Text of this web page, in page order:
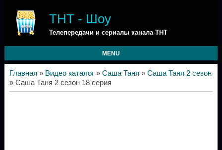
ТНТ - Шоу
Телепередачи и сериалы канала ТНТ
MENU
Главная » Видео каталог» Саша Таня » Саша Таня 2 сезон
» Саша Таня 2 сезон 18 серия